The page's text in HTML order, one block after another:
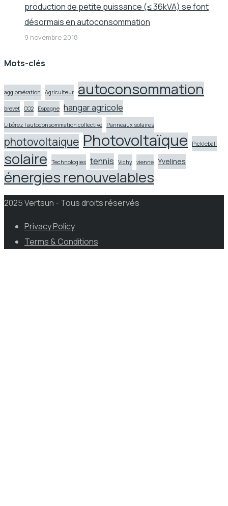
production de petite puissance (≤ 36kVA) se font
désormais en autoconsommation
9 novembre 2018
Mots-clés
agglomération Agriculteur autoconsommation
brevet CO2 Espagne hangar agricole
Libérez l autoconsommation collective Panneaux solaires
photovoltaique Photovoltaïque Pickleball
solaire Technologies tennis Vichy vienne Yvelines
énergies renouvelables
2025 Vertsun - Tous droits réservés
Privacy Policy
Terms & Conditions